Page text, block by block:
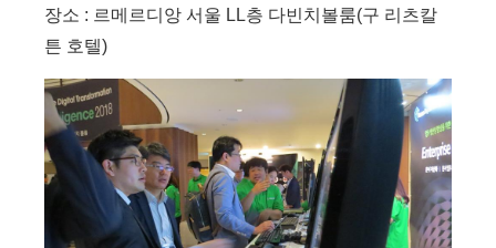
장소 : 르메르디앙 서울 LL층 다빈치볼룸(구 리츠칼
튼 호텔)